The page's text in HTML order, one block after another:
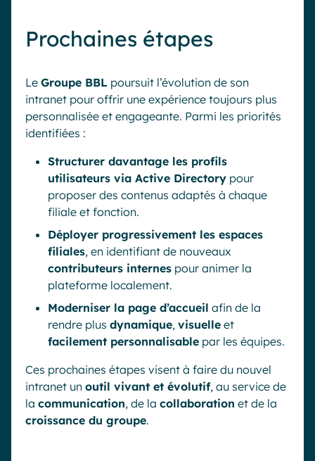
Prochaines étapes
Le Groupe BBL poursuit l’évolution de son
intranet pour offrir une expérience toujours plus
personnalisée et engageante. Parmi les priorités
identifiées :
Structurer davantage les profils
utilisateurs via Active Directory pour
proposer des contenus adaptés à chaque
filiale et fonction.
Déployer progressivement les espaces
filiales, en identifiant de nouveaux
contributeurs internes pour animer la
plateforme localement.
Moderniser la page d’accueil afin de la
rendre plus dynamique, visuelle et
facilement personnalisable par les équipes.
Ces prochaines étapes visent à faire du nouvel
intranet un outil vivant et évolutif, au service de
la communication, de la collaboration et de la
croissance du groupe.